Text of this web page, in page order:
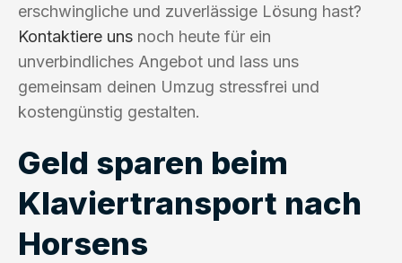
erschwingliche und zuverlässige Lösung hast?
Kontaktiere uns noch heute für ein
unverbindliches Angebot und lass uns
gemeinsam deinen Umzug stressfrei und
kostengünstig gestalten.
Geld sparen beim
Klaviertransport nach
Horsens